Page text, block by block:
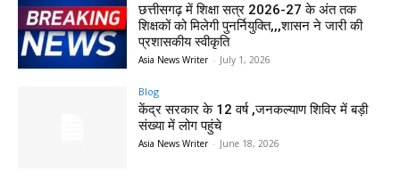
छत्तीसगढ़ में शिक्षा सत्र 2026-27 के अंत तक
शिक्षकों को मिलेगी पुनर्नियुक्ति,,,शासन ने जारी की
प्रशासकीय स्वीकृति
Asia News Writer - July 1, 2026
Blog
केंद्र सरकार के 12 वर्ष ,जनकल्याण शिविर में बड़ी
संख्या में लोग पहुंचे
Asia News Writer - June 18, 2026